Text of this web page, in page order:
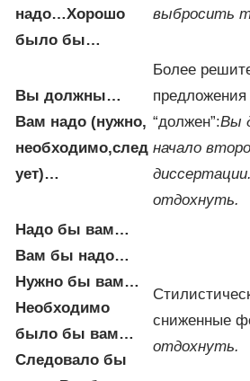
надо…Хорошо
было бы…
выбросить
Вы должны…
Вам надо (нужно,
необходимо,след
ует)…
Более
предложения
“должен”:Вы
начало
диссертации.
отдохнуть.
Надо бы вам…
Вам бы надо…
Нужно бы вам…
Необходимо
было бы вам…
Следовало бы
сниженные
отдохнуть.